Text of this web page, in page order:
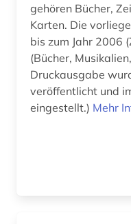
website (1)
westfalen (1)
wirtschaft (1)
wörterbuch (4)
gehören Bücher,
Karten. Die
bis zum Jahr 2006
(Bücher, Musikalien,
Druckausgabe
veröffentlicht und
eingestellt.) Mehr